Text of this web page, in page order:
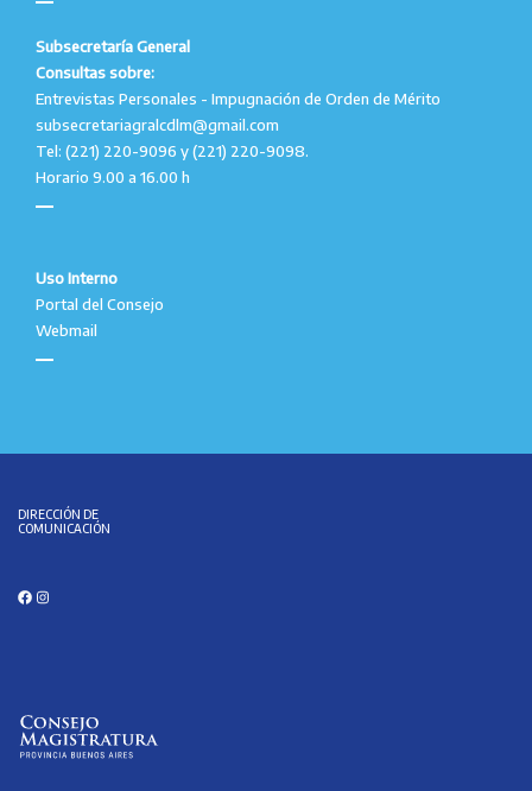
Subsecretaría General
Consultas sobre:
Entrevistas Personales - Impugnación de Orden de Mérito
subsecretariagralcdlm@gmail.com
Tel: (221) 220-9096 y (221) 220-9098.
Horario 9.00 a 16.00 h
Uso Interno
Portal del Consejo
Webmail
DIRECCIÓN DE
COMUNICACIÓN